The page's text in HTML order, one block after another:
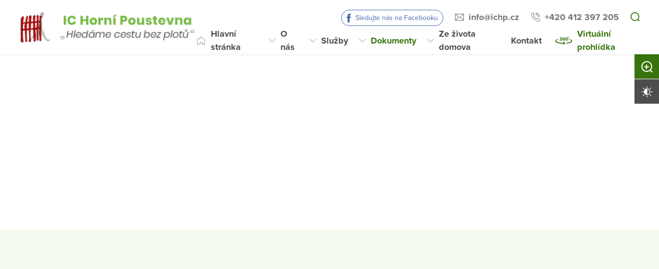
Sledujte nás na Facebooku info@ichp.cz
+420 412 397 205
Hlavní
stránka
O
nás
Služby Dokumenty
Ze života
domova
Kontakt
Virtuální
prohlídka